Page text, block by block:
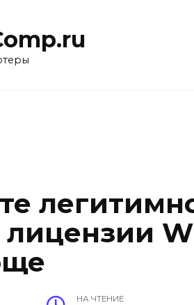
лицензии
НА ЧТЕНИЕ